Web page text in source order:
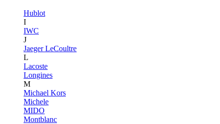
Hublot
I
IWC
J
Jaeger LeCoultre
L
Lacoste
Longines
M
Michael Kors
Michele
MIDO
Montblanc